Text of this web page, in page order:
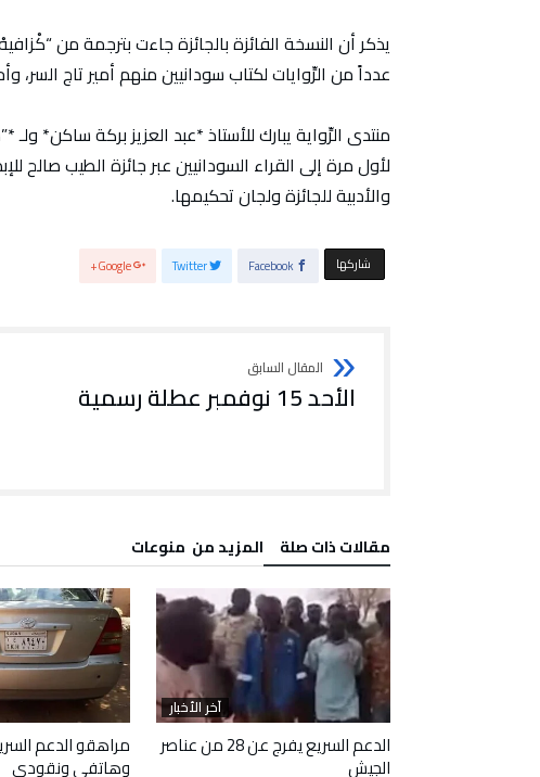
يذكر أن النسخة الفائزة بالجائزة جاءت بترجمة من
عدداً من الرِّوايات لكتاب سودانيين منهم أمير تاج
منتدى الرِّواية يبارك للأستاذ *عبد العزيز بركة ساكن*
والأدبية للجائزة ولجان تحكيمها.
‫‫ شاركها‬ Facebook
Twitter
Google+
الأحد 15 نوفمبر عطلة رسمية
‫مقالات ذات صلة‬ ‫المزيد من ‬ منوعات
آخر الأخبار
الدعم السريع يفرج عن 28 من عناصر
الجيش
مراهقو الدعم
وهاتفي ونقودي